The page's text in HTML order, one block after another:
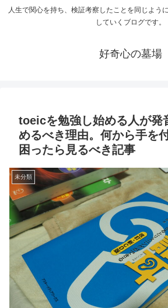
人生で関心を持ち、検証考察したことを同じよう
していくブログです。
好奇心の墓場
toeicを勉強し始める人が発
めるべき理由。何から手を
困ったら見るべき記事
未分類